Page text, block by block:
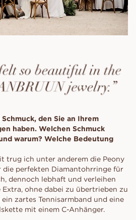
den Sie an Ihrem
haben. Welchen Schmuck
warum? Welche Bedeutung
trug ich unter anderem die Peony
die perfekten Diamantohrringe für
dennoch lebhaft und verleihen
ohne dabei zu übertrieben zu
zartes Tennisarmband und eine
mit einem C-Anhänger.